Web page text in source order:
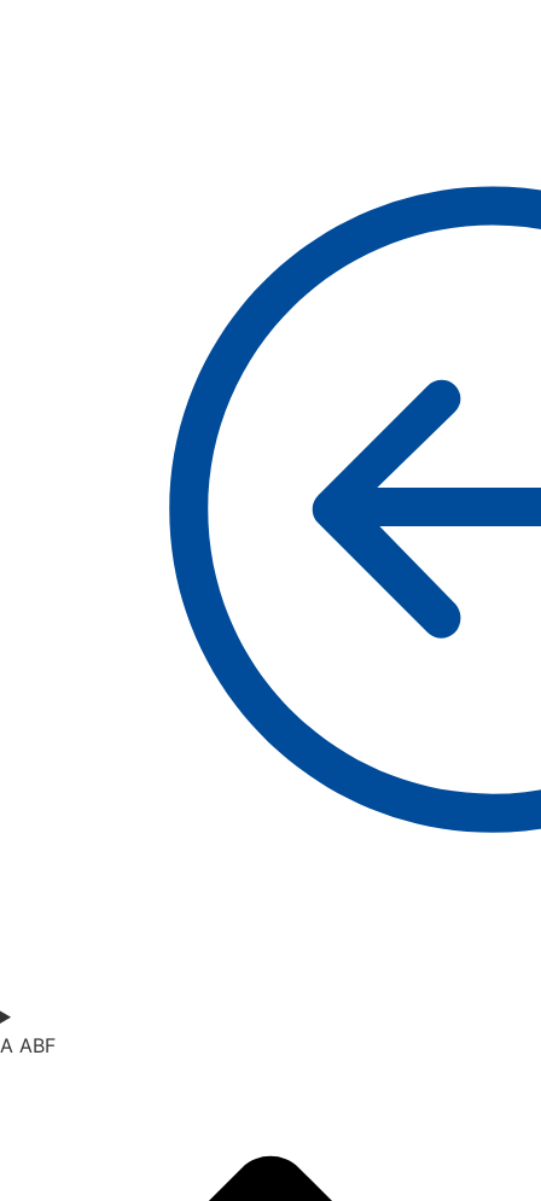
A ABF